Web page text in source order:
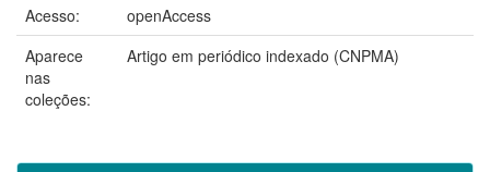
Acesso:
openAccess
Aparece
nas
coleções:
Artigo em periódico indexado (CNPMA)